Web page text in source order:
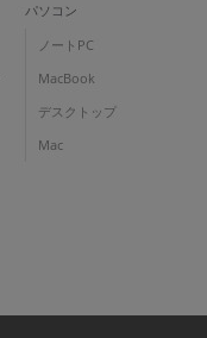
パソコン
ノートPC
MacBook
デスクトップ
Mac